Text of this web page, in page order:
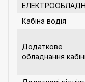
Кабіна водія
Додаткове
обладнання